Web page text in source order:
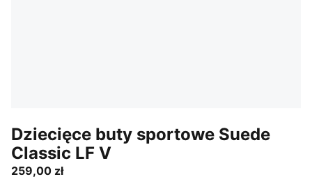
Dziecięce buty sportowe Suede
Classic LF V
259,00 zł